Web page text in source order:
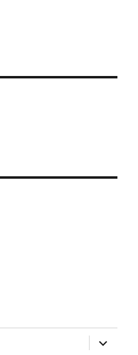
expande
el